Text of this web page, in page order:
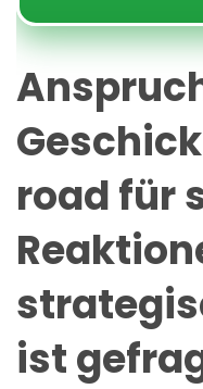
road für
ist